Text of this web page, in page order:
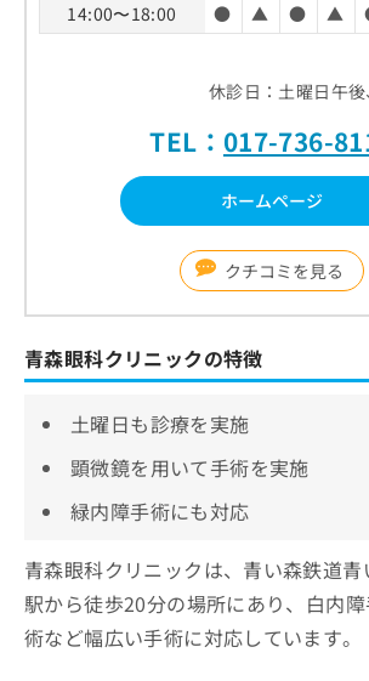
14:00〜18:00
● ▲ ● ▲
休診日：土曜日午
TEL： 017-736-
ホームページ
クチコミを見る
青森眼科クリニックの特徴
土曜日も診療を実施
顕微鏡を用いて手術を実施
緑内障手術にも対応
青森眼科クリニックは、青い森鉄道
駅から徒歩20分の場所にあり、白内
術など幅広い手術に対応しています。